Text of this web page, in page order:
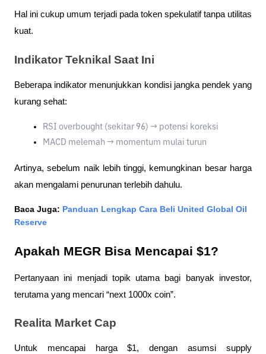
Hal ini cukup umum terjadi pada token spekulatif tanpa utilitas
kuat.
Indikator Teknikal Saat Ini
Beberapa indikator menunjukkan kondisi jangka pendek yang
kurang sehat:
RSI overbought (sekitar 96) → potensi koreksi
MACD melemah → momentum mulai turun
Artinya, sebelum naik lebih tinggi, kemungkinan besar harga
akan mengalami penurunan terlebih dahulu.
Baca Juga: Panduan Lengkap Cara Beli United Global Oil
Reserve
Apakah MEGR Bisa Mencapai $1?
Pertanyaan ini menjadi topik utama bagi banyak investor,
terutama yang mencari “next 1000x coin”.
Realita Market Cap
Untuk mencapai harga $1, dengan asumsi supply